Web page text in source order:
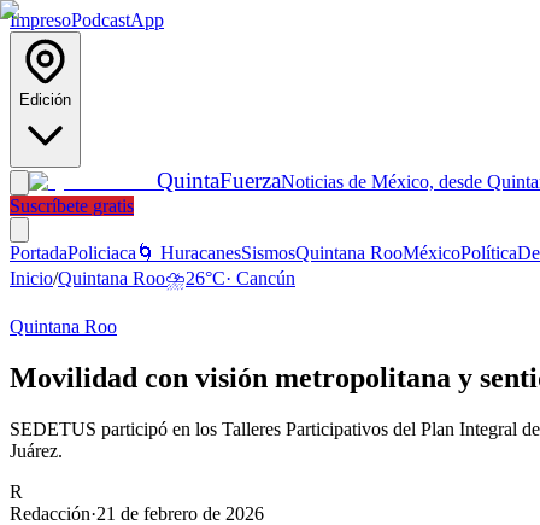
ImpresoPodcastApp
Edición
QuintaFuerzaNoticias de México, desde
Suscríbete gratis
PortadaPoliciaca 🌀 HuracanesSismosQuintana RooMéxicoPolítica
Inicio/Quintana Roo⛈️26°C· Cancún
Quintana Roo
Movilidad con visión metropolitana y
SEDETUS participó en los Talleres Participativos del Plan
Juárez.
R
Redacción·21 de febrero de 2026